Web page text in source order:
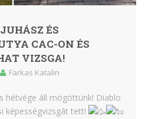
ÉS
CAC-ON ÉS
VIZSGA!
Farkas Katalin
hétvége áll mögöttünk! Diablo
képességvizsgát tett!